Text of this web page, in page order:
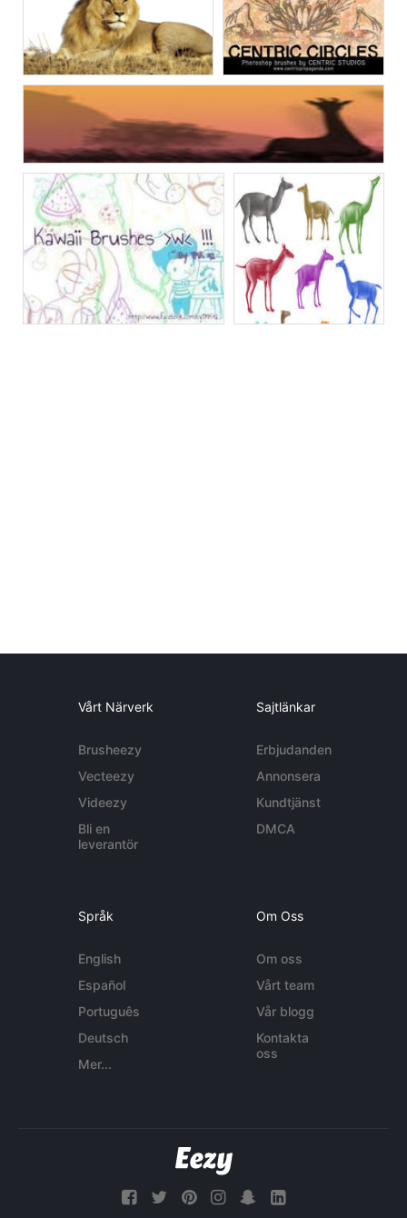
Vårt Närverk
Brusheezy
Vecteezy
Videezy
Bli en
leverantör
Sajtlänkar
Erbjudanden
Annonsera
Kundtjänst
DMCA
Språk
English
Español
Português
Deutsch
Mer...
Om Oss
Om oss
Vårt team
Vår blogg
Kontakta
oss